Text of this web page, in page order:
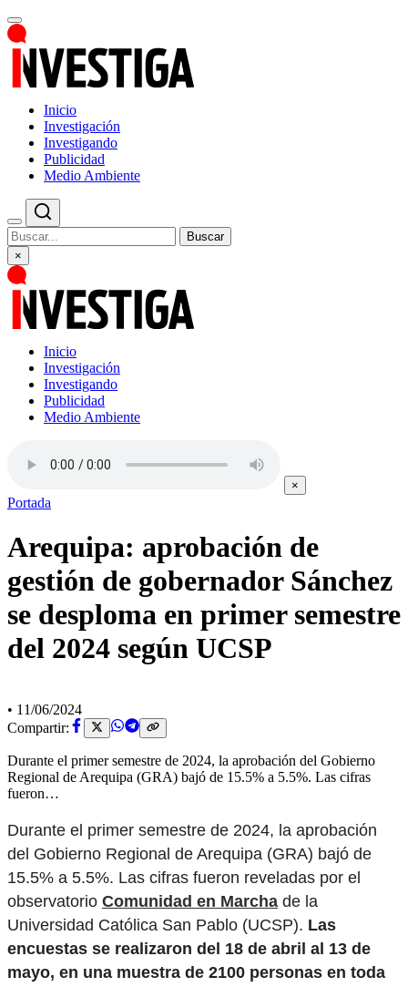
Inicio
Investigación
Investigando
Publicidad
Medio Ambiente
Buscar
×
Inicio
Investigación
Investigando
Publicidad
Medio Ambiente
×
Portada
Arequipa: aprobación de
gestión de gobernador Sánchez
se desploma en primer semestre
del 2024 según UCSP
• 11/06/2024
Compartir:
Durante el primer semestre de 2024, la aprobación del Gobierno
Regional de Arequipa (GRA) bajó de 15.5% a 5.5%. Las cifras
fueron…
Durante el primer semestre de 2024, la aprobación
del Gobierno Regional de Arequipa (GRA) bajó de
15.5% a 5.5%. Las cifras fueron reveladas por el
observatorio Comunidad en Marcha de la
Universidad Católica San Pablo (UCSP). Las
encuestas se realizaron del 18 de abril al 13 de
mayo, en una muestra de 2100 personas en toda